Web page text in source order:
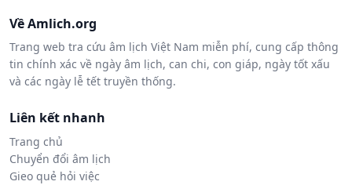
Về Amlich.org
Trang web tra cứu âm lịch Việt Nam miễn phí, cung cấp thông
tin chính xác về ngày âm lịch, can chi, con giáp, ngày tốt xấu
và các ngày lễ tết truyền thống.
Liên kết nhanh
Trang chủ
Chuyển đổi âm lịch
Gieo quẻ hỏi việc